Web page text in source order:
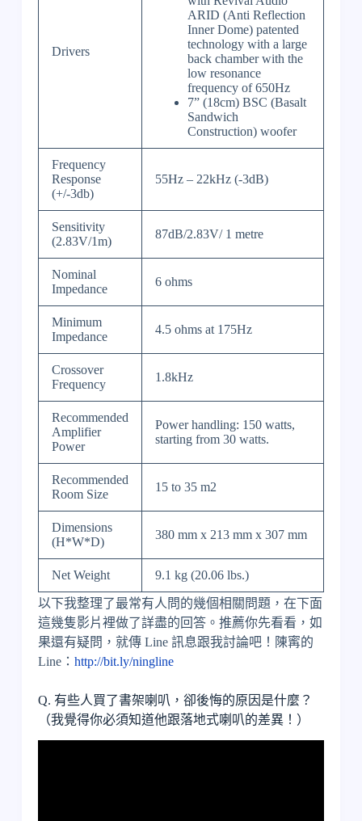
Drivers
ARID (Anti Reflection
Inner Dome) patented
technology with a large
back chamber with the
low resonance
frequency of 650Hz
7” (18cm) BSC (Basalt
Sandwich
Construction) woofer
Frequency
Response
(+/-3db)
55Hz – 22kHz (-3dB)
Sensitivity
(2.83V/1m)
87dB/2.83V/ 1 metre
Nominal
Impedance
6 ohms
Minimum
Impedance
4.5 ohms at 175Hz
Crossover
Frequency
1.8kHz
Recommended
Amplifier
Power
Power handling: 150 watts,
starting from 30 watts.
Recommended
Room Size
15 to 35 m2
Dimensions
(H*W*D)
380 mm x 213 mm x 307 mm
Net Weight 9.1 kg (20.06 lbs.)
以下我整理了最常有人問的幾個相關問題，在下面
這幾隻影片裡做了詳盡的回答。推薦你先看看，如
果還有疑問，就傳 Line 訊息跟我討論吧！陳寗的
Line： http://bit.ly/ningline
Q. 有些人買了書架喇叭，卻後悔的原因是什麼？
（我覺得你必須知道他跟落地式喇叭的差異！）